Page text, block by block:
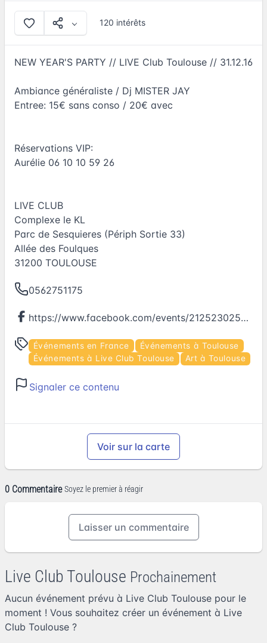
120 intérêts
NEW YEAR'S PARTY // LIVE Club Toulouse // 31.12.16
Ambiance généraliste / Dj MISTER JAY
Entree: 15€ sans conso / 20€ avec
Réservations VIP:
Aurélie 06 10 10 59 26
LIVE CLUB
Complexe le KL
Parc de Sesquieres (Périph Sortie 33)
Allée des Foulques
31200 TOULOUSE
0562751175
https://www.facebook.com/events/212523025865074
Événements en France
Événements à Toulouse
Événements à Live Club Toulouse
Art à Toulouse
Signaler ce contenu
Voir sur la carte
0 Commentaire Soyez le premier à réagir
Laisser un commentaire
Live Club Toulouse Prochainement
Aucun événement prévu à Live Club Toulouse pour le
moment ! Vous souhaitez créer un événement à Live
Club Toulouse ?